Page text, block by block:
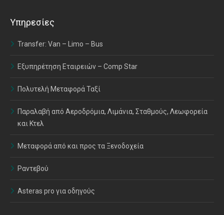
Υπηρεσίες
Transfer: Van – Limo – Bus
Εξυπηρέτηση Εταιρειών – Comp Star
Πολυτελή Μεταφορά Ταξί
Παραλαβή από Αεροδρόμια, Λιμάνια, Σταθμούς, Λεωφορεία
και Κτελ
Μεταφορά από και προς τα Ξενοδοχεία
Ραντεβού
Asteras pro για οδηγούς